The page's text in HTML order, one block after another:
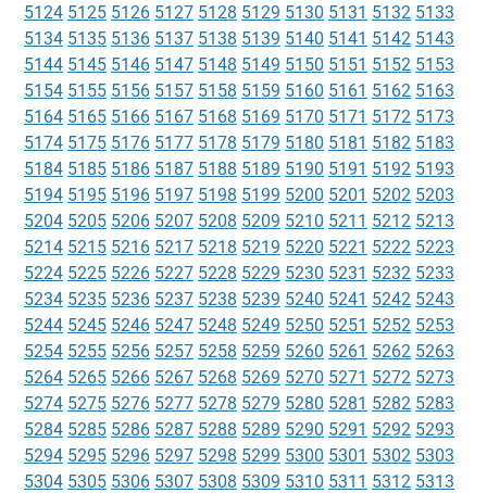
5124 5125 5126 5127 5128 5129 5130 5131 5132 5133
5134 5135 5136 5137 5138 5139 5140 5141 5142 5143
5144 5145 5146 5147 5148 5149 5150 5151 5152 5153
5154 5155 5156 5157 5158 5159 5160 5161 5162 5163
5164 5165 5166 5167 5168 5169 5170 5171 5172 5173
5174 5175 5176 5177 5178 5179 5180 5181 5182 5183
5184 5185 5186 5187 5188 5189 5190 5191 5192 5193
5194 5195 5196 5197 5198 5199 5200 5201 5202 5203
5204 5205 5206 5207 5208 5209 5210 5211 5212 5213
5214 5215 5216 5217 5218 5219 5220 5221 5222 5223
5224 5225 5226 5227 5228 5229 5230 5231 5232 5233
5234 5235 5236 5237 5238 5239 5240 5241 5242 5243
5244 5245 5246 5247 5248 5249 5250 5251 5252 5253
5254 5255 5256 5257 5258 5259 5260 5261 5262 5263
5264 5265 5266 5267 5268 5269 5270 5271 5272 5273
5274 5275 5276 5277 5278 5279 5280 5281 5282 5283
5284 5285 5286 5287 5288 5289 5290 5291 5292 5293
5294 5295 5296 5297 5298 5299 5300 5301 5302 5303
5304 5305 5306 5307 5308 5309 5310 5311 5312 5313